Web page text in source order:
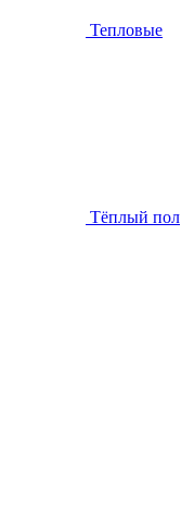
Тепловые
Тёплый пол